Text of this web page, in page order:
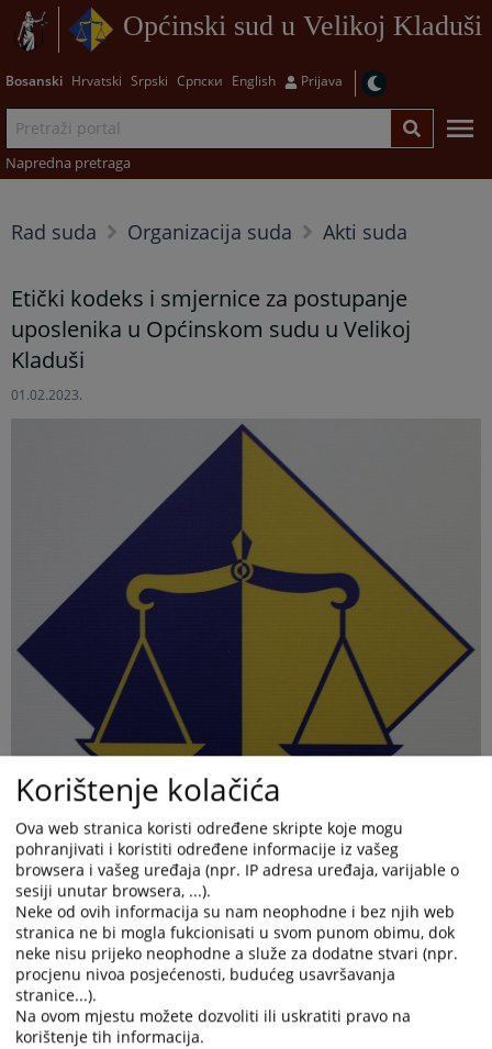
Općinski sud u Velikoj Kladuši
Bosanski Hrvatski Srpski Српски English Prijava
Napredna pretraga
Rad suda Organizacija suda Akti suda
Etički kodeks i smjernice za postupanje
uposlenika u Općinskom sudu u Velikoj
Kladuši
01.02.2023.
Korištenje kolačića
Ova web stranica koristi određene skripte koje mogu
pohranjivati i koristiti određene informacije iz vašeg
browsera i vašeg uređaja (npr. IP adresa uređaja, varijable o
sesiji unutar browsera, ...).
Neke od ovih informacija su nam neophodne i bez njih web
stranica ne bi mogla fukcionisati u svom punom obimu, dok
neke nisu prijeko neophodne a služe za dodatne stvari (npr.
procjenu nivoa posjećenosti, budućeg usavršavanja
stranice...).
Na ovom mjestu možete dozvoliti ili uskratiti pravo na
korištenje tih informacija.